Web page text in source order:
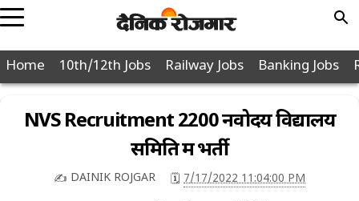
POPULAR
JOBS
10th
12th
Diploma
Home 10th/12th Jobs Railway Jobs Banking Jobs
NVS Recruitment 2200 नवोदय विद्यालय
समिति में भर्ती
✍️ DAINIK ROJGAR 🗓️ 7/17/2022 11:04:00 PM